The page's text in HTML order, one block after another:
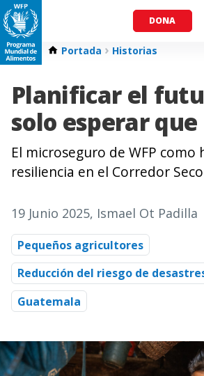
DONA
Portada Historias
Planificar el
solo esperar
El microseguro de WFP
resiliencia en el Corredor
19 Junio 2025, Ismael Ot Padilla
Pequeños agricultores
Reducción del riesgo de
Guatemala